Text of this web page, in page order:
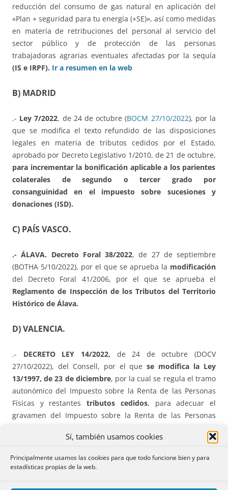
Sí, también usamos cookies
Principalmente usamos las cookies para que todo funcione bien y para
estadísticas propias de la web.
reducción del consumo de gas natural en aplicación del
«Plan + seguridad para tu energía (+SE)», así como medidas
en materia de retribuciones del personal al servicio del
sector público y de protección de las personas
trabajadoras agrarias eventuales afectadas por la sequía
(IS e IRPF). Ir a resumen en la web
B) MADRID
.- Ley 7/2022, de 24 de octubre (BOCM 27/10/2022), por la
que se modifica el texto refundido de las disposiciones
legales en materia de tributos cedidos por el Estado,
aprobado por Decreto Legislativo 1/2010, de 21 de octubre,
para incrementar la bonificación aplicable a los parientes
colaterales de segundo o tercer grado por
consanguinidad en el impuesto sobre sucesiones y
donaciones (ISD).
C) PAÍS VASCO.
.- ÁLAVA. Decreto Foral 38/2022, de 27 de septiembre
(BOTHA 5/10/2022), por el que se aprueba la modificación
del Decreto Foral 41/2006, por el que se aprueba el
Reglamento de Inspección de los Tributos del Territorio
Histórico de Álava.
D) VALENCIA.
.- DECRETO LEY 14/2022, de 24 de octubre (DOCV
27/10/2022), del Consell, por el quese modifica la Ley
13/1997, de 23 de diciembre, por la cual se regula el tramo
autonómico del Impuesto sobre la Renta de las Personas
Físicas y restantestributos cedidos, para adecuar el
gravamen del Impuesto sobre la Renta de las Personas
IRPF e ITP Y AJD.